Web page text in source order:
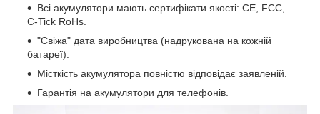
Всі акумулятори мають сертифікати якості: CE, FCC,
C-Tick RoHs.
"Свіжа" дата виробництва (надрукована на кожній
батареї).
Місткість акумулятора повністю відповідає заявленій.
Гарантія на акумулятори для телефонів.